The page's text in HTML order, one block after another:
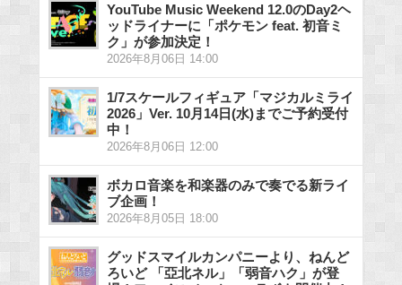
YouTube Music Weekend 12.0のDay2ヘ
ッドライナーに「ポケモン feat. 初音ミ
ク」が参加決定！
2026年8月06日 14:00
1/7スケールフィギュア「マジカルミライ
2026」Ver. 10月14日(水)までご予約受付
中！
2026年8月06日 12:00
ボカロ音楽を和楽器のみで奏でる新ライ
ブ企画！
2026年8月05日 18:00
グッドスマイルカンパニーより、ねんど
ろいど 「亞北ネル」「弱音ハク」が登